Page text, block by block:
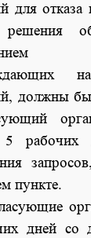
для отказа
решения
должны
5
пункте.
дней со